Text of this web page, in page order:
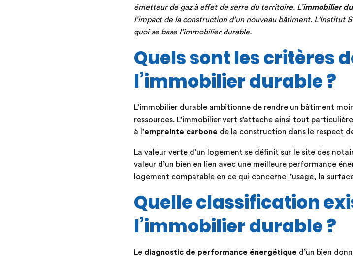
émetteur de gaz à effet de serre du territoire. L’immobilier
l’impact de la construction d’un nouveau bâtiment. L’Institut
quoi se base l’immobilier durable.
Quels sont les critères
l’immobilier durable ?
L’immobilier durable ambitionne de rendre un bâtiment
ressources. L’immobilier vert s’attache ainsi tout
à l’empreinte carbone de la construction dans le respect
La valeur verte d’un logement se définit sur le site des
valeur d’un bien en lien avec une meilleure performance
logement comparable en ce qui concerne l’usage, la
Quelle classification
l’immobilier durable ?
Le diagnostic de performance énergétique d’un bien